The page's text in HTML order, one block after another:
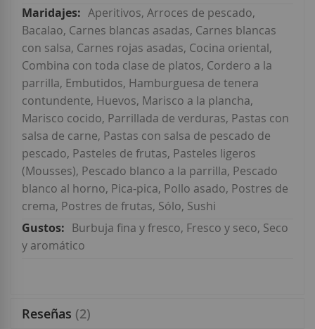
Aperitivos, Arroces de pescado,
Bacalao, Carnes blancas asadas, Carnes blancas
con salsa, Carnes rojas asadas, Cocina oriental,
Combina con toda clase de platos, Cordero a la
parrilla, Embutidos, Hamburguesa de tenera
contundente, Huevos, Marisco a la plancha,
Marisco cocido, Parrillada de verduras, Pastas con
salsa de carne, Pastas con salsa de pescado de
pescado, Pasteles de frutas, Pasteles ligeros
(Mousses), Pescado blanco a la parrilla, Pescado
blanco al horno, Pica-pica, Pollo asado, Postres de
crema, Postres de frutas, Sólo, Sushi
Burbuja fina y fresco, Fresco y seco, Seco
y aromático
Reseñas 2